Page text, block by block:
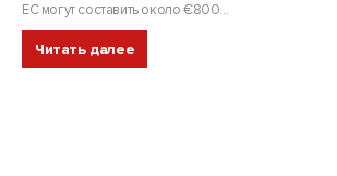
ЕС могут составить около €800...
Читать далее